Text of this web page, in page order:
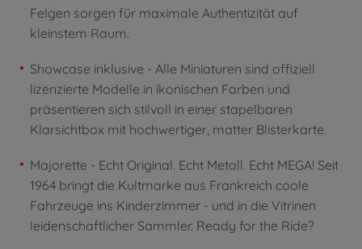
Felgen sorgen für maximale Authentizität auf
kleinstem Raum.
Showcase inklusive - Alle Miniaturen sind offiziell
lizenzierte Modelle in ikonischen Farben und
präsentieren sich stilvoll in einer stapelbaren
Klarsichtbox mit hochwertiger, matter Blisterkarte.
Majorette - Echt Original. Echt Metall. Echt MEGA! Seit
1964 bringt die Kultmarke aus Frankreich coole
Fahrzeuge ins Kinderzimmer - und in die Vitrinen
leidenschaftlicher Sammler. Ready for the Ride?